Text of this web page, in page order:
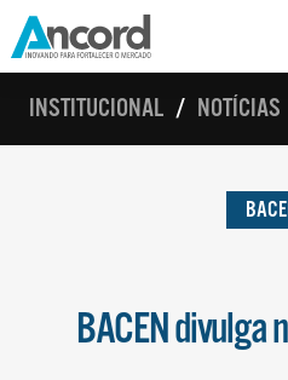
INSTITUCIONAL NOTÍCIAS
BACEN divulga